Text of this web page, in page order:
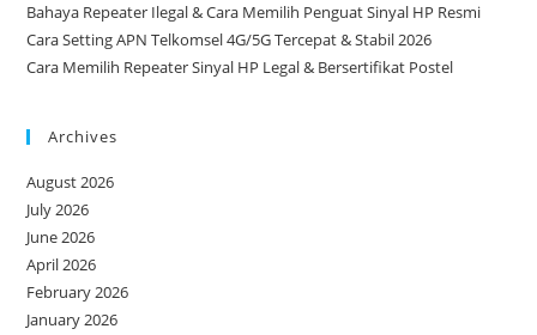
Bahaya Repeater Ilegal & Cara Memilih Penguat Sinyal HP Resmi
Cara Setting APN Telkomsel 4G/5G Tercepat & Stabil 2026
Cara Memilih Repeater Sinyal HP Legal & Bersertifikat Postel
Archives
August 2026
July 2026
June 2026
April 2026
February 2026
January 2026